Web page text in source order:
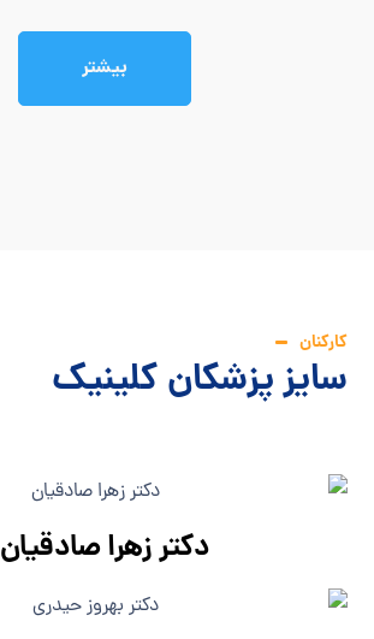
بیشتر
کارکنان
سایز پزشکان کلینیک
دکتر زهرا صادقیان